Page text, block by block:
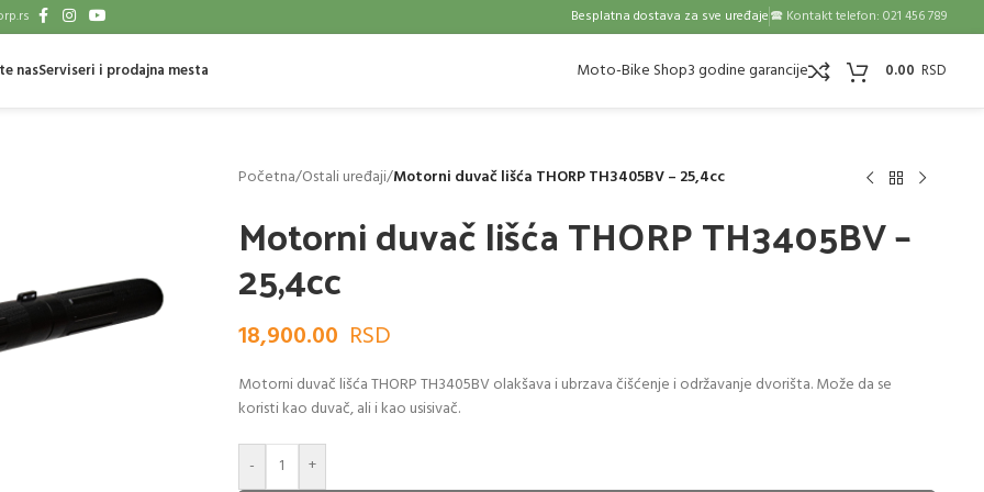
Besplatna dostava za sve uređaje🕿 Kontakt telefon: 021 456 789
nasServiseri i prodajna mesta Moto-Bike Shop3 godine garancije 0.00
Početna/Ostali uređaji/Motorni duvač lišća THORP TH3405BV – 25,4cc
Motorni duvač lišća THORP TH3405BV –
25,4cc
18,900.00
Motorni duvač lišća THORP TH3405BV olakšava i ubrzava čišćenje i održavanje dvorišta. Može da se
koristi kao duvač, ali i kao usisivač.
- +